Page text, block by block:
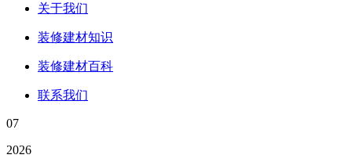
关于我们
装修建材知识
装修建材百科
联系我们
07
2026